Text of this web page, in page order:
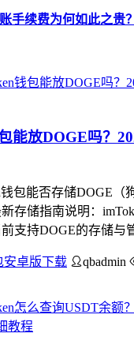
手续费为何如此之贵？
能放DOGE吗？
包能否存储DOGE（
存储指南说明：
支持DOGE的存储与
安卓版下载 qbadmin